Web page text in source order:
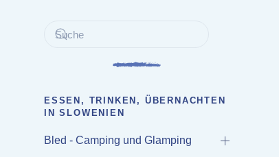
ESSEN, TRINKEN, ÜBERNACHTEN
IN SLOWENIEN
Bled - Camping und Glamping